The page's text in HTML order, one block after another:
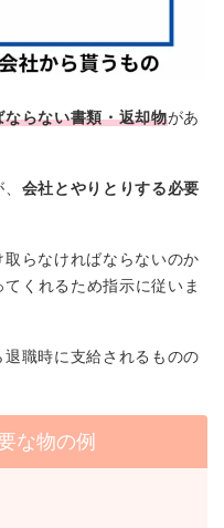
らない書類・返却物があ
会社とやりとりする必要
らなければならないのか
くれるため指示に従いま
職時に支給されるものの
な物の例